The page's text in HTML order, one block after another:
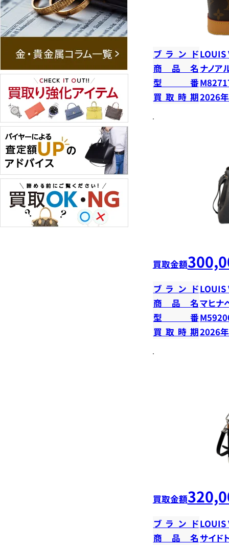
ブランドLOUIS
商品名 ナノア
型番
買取時期2026
買取金額
ブランドLOUIS
商品名マヒナ
型番
買取時期2026
買取金額
ブランドLOUIS
商品名 サイド